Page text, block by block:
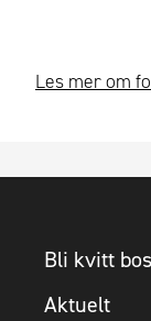
Les mer om
Bli kvitt
Aktuelt